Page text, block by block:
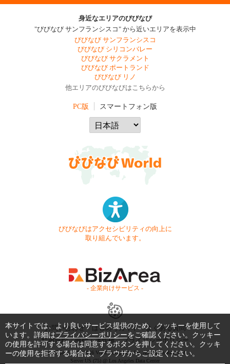
身近なエリアのびびなび
"びびなび サンフランシスコ" から近いエリアを表示中
びびなび サンフランシスコ
びびなび シリコンバレー
びびなび サクラメント
びびなび ポートランド
びびなび リノ
他エリアのびびなびはこちらから
PC版 スマートフォン版
びびなびはアクセシビリティの向上に
取り組んでいます。
- 企業向けサービス -
お問い合わせ はじめてガイド
よくある質問
利用規約
商標・著作権 プライバシーポリシー
Copyright © 1999-2026 Vivid Navigation, Inc. All Rights Reserved.
Server US (75) @ Los Angeles Data Center
本サイトでは、より良いサービス提供のため、クッキーを使用して
います。詳細はプライバシーポリシーをご確認ください。クッキー
の使用を許可する場合は同意するボタンを押してください。クッキ
ーの使用を拒否する場合は、ブラウザからご設定ください。